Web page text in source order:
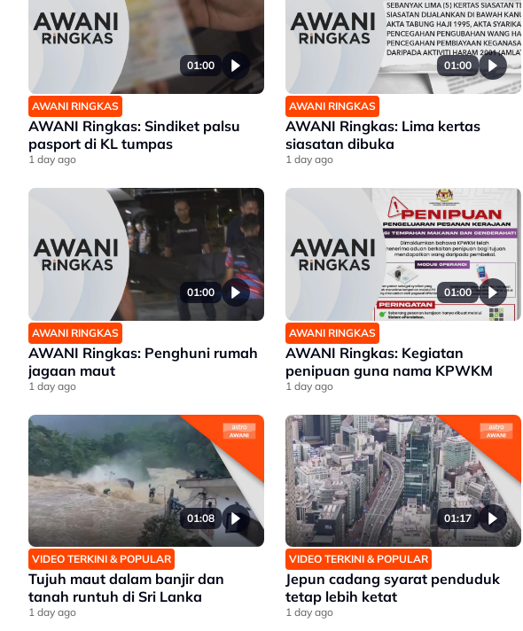
01:00
AWANI RINGKAS
AWANI Ringkas: Sindiket palsu
pasport di KL tumpas
1 day ago
01:00
AWANI RINGKAS
AWANI Ringkas: Lima kertas
siasatan dibuka
1 day ago
01:00
AWANI RINGKAS
AWANI Ringkas: Penghuni rumah
jagaan maut
1 day ago
01:00
AWANI RINGKAS
AWANI Ringkas: Kegiatan
penipuan guna nama KPWKM
1 day ago
01:08
VIDEO TERKINI & POPULAR
Tujuh maut dalam banjir dan
tanah runtuh di Sri Lanka
1 day ago
01:17
VIDEO TERKINI & POPULAR
Jepun cadang syarat penduduk
tetap lebih ketat
1 day ago